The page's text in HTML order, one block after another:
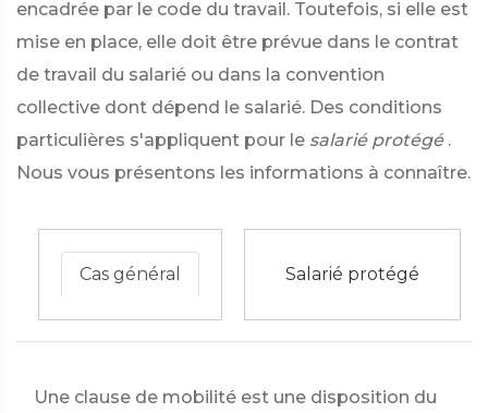
encadrée par le code du travail. Toutefois, si elle est
mise en place, elle doit être prévue dans le contrat
de travail du salarié ou dans la convention
collective dont dépend le salarié. Des conditions
particulières s'appliquent pour le salarié protégé .
Nous vous présentons les informations à connaître.
Cas général Salarié protégé
Une clause de mobilité est une disposition du